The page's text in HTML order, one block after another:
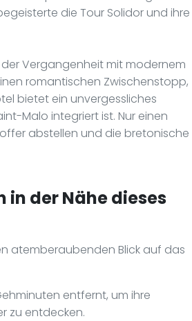
die Tour Solidor und ihre
Vergangenheit mit modernem
romantischen Zwischenstopp,
bietet ein unvergessliches
Malo integriert ist. Nur einen
abstellen und die bretonische
der Nähe dieses
atemberaubenden Blick auf das
entfernt, um ihre
zu entdecken.